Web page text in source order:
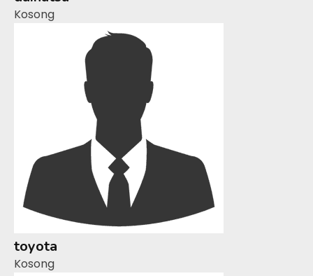
Kosong
toyota
Kosong